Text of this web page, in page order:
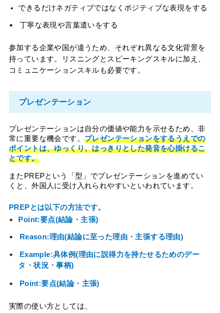
できるだけネガティブではなくポジティブな表現をする
丁寧な表現や言葉遣いをする
参加する企業や国が違うため、それぞれ異なる文化背景を
持っています。リスニングとスピーキングスキルに加え、
コミュニケーションスキルも必要です。
プレゼンテーション
プレゼンテーションは自分の価値や能力を示せるため、非
常に重要な機会です。 プレゼンテーションをするうえでの
ポイントは、ゆっくり、はっきりとした発音を心掛けるこ
とです。
またPREPという「型」でプレゼンテーションを進めてい
くと、外国人に受け入れられやすいといわれています。
PREPとは以下の方法です。
Point:要点(結論・主張)
Reason:理由(結論に至った理由・主張する理由)
Example:具体例(理由に説得力を持たせるためのデー
タ・状況・事柄)
Point:要点(結論・主張)
実際の使い方としては、